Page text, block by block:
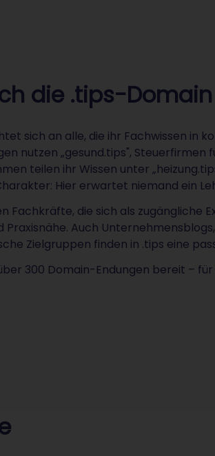
die .tips-
sich an alle, die ihr Fachwissen in
nutzen „gesund.tips", Steuerfirmen
teilen ihr Wissen unter
Hier erwartet niemand ein
Fachkräfte, die sich als zugängliche
Praxisnähe. Auch
Zielgruppen finden in .tips eine
300 Domain-Endungen bereit –